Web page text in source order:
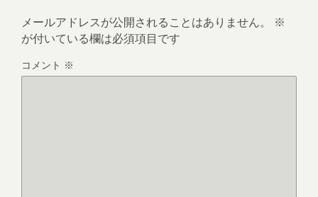
メールアドレスが公開されることはありません。
※
が付いている欄は必須項目です
コメント ※